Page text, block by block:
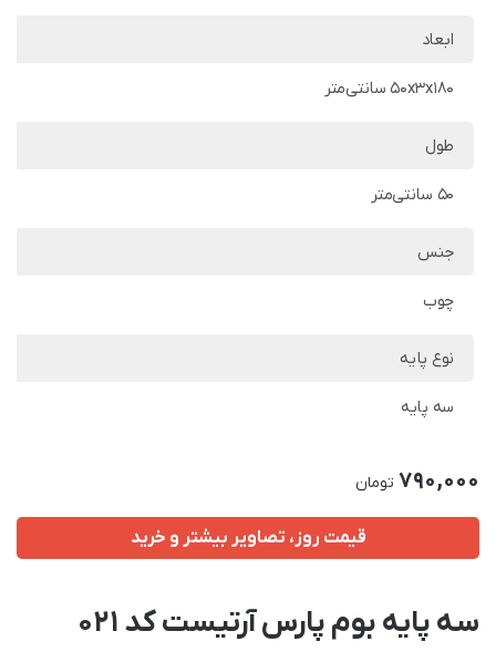
ابعاد
50x3x180 سانتی‌متر
طول
50 سانتی‌متر
جنس
چوب
نوع پایه
سه پایه
790,000 تومان
قیمت روز، تصاویر بیشتر و خرید
سه پایه بوم پارس آرتیست کد 021